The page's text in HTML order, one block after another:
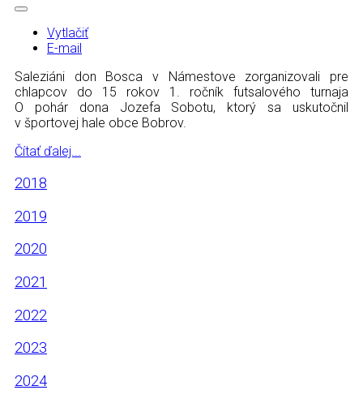
Vytlačiť
E-mail
Saleziáni don Bosca v Námestove zorganizovali pre
chlapcov do 15 rokov 1. ročník futsalového turnaja
O pohár dona Jozefa Sobotu, ktorý sa uskutočnil
v športovej hale obce Bobrov.
Čítať ďalej...
2018
2019
2020
2021
2022
2023
2024